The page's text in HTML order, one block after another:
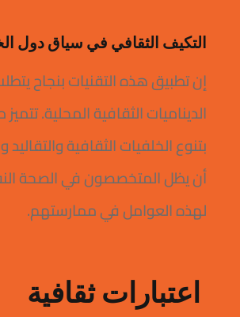
التكيف الثقافي في سياق دول
إن تطبيق هذه التقنيات بنجاح
الديناميات الثقافية المحلية.
بتنوع الخلفيات الثقافية والتقاليد
أن يظل المتخصصون في الصحة
لهذه العوامل في ممارستهم.
اعتبارات ثقافية